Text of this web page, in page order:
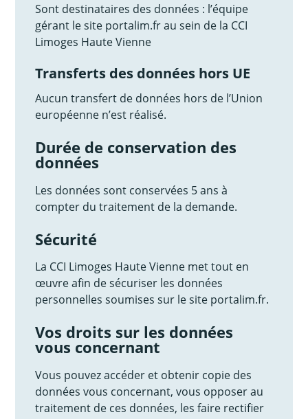
Sont destinataires des données : l’équipe
gérant le site portalim.fr au sein de la CCI
Limoges Haute Vienne
Transferts des données hors UE
Aucun transfert de données hors de l’Union
européenne n’est réalisé.
Durée de conservation des
données
Les données sont conservées 5 ans à
compter du traitement de la demande.
Sécurité
La CCI Limoges Haute Vienne met tout en
œuvre afin de sécuriser les données
personnelles soumises sur le site portalim.fr.
Vos droits sur les données
vous concernant
Vous pouvez accéder et obtenir copie des
données vous concernant, vous opposer au
traitement de ces données, les faire rectifier